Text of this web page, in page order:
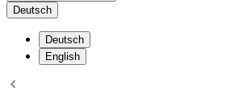
Deutsch
Deutsch
English